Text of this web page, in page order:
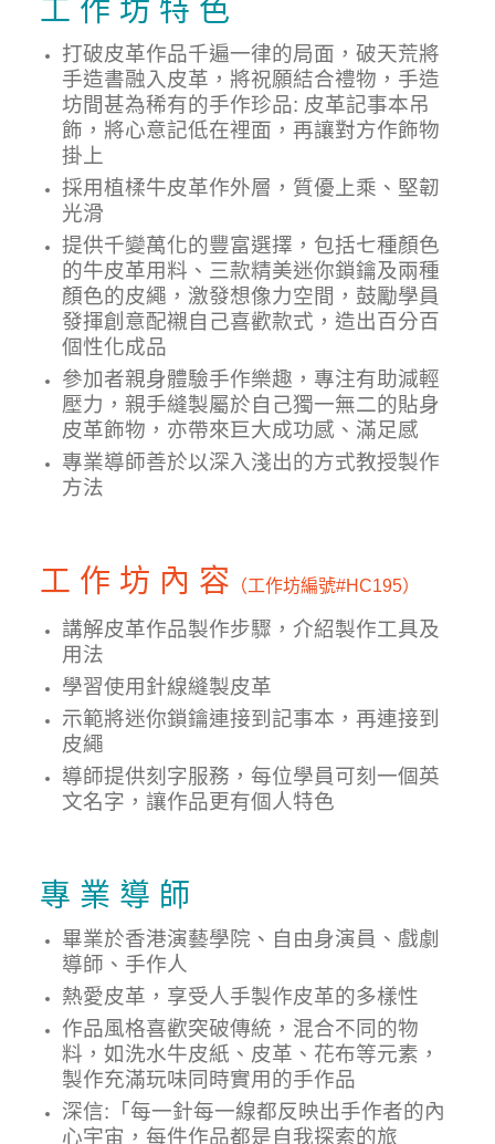
工 作 坊 特 色
打破皮革作品千遍一律的局面，破天荒將
手造書融入皮革，將祝願結合禮物，手造
坊間甚為稀有的手作珍品: 皮革記事本吊
飾，將心意記低在裡面，再讓對方作飾物
掛上
採用植楺牛皮革作外層，質優上乘、堅韌
光滑
提供千變萬化的豐富選擇，包括七種顏色
的牛皮革用料、三款精美迷你鎖鑰及兩種
顏色的皮繩， 激發想像力空間 ，鼓勵學員
發揮創意配襯自己喜歡款式，造出百分百
個性化成品
參加者親身體驗手作樂趣，專注有助減輕
壓力，親手縫製屬於自己獨一無二的貼身
皮革飾物，亦帶來巨大成功感、滿足感
專業導師善於以深入淺出的方式教授製作
方法
工 作 坊 內 容 （工作坊編號#HC195）
講解皮革作品製作步驟，介紹製作工具及
用法
學習使用針線縫製皮革
示範將迷你鎖鑰連接到記事本，再連接到
皮繩
導師提供刻字服務，每位學員可刻一個英
文名字，讓作品更有個人特色
專 業 導 師
畢業於香港演藝學院、自由身演員、戲劇
導師、手作人
熱愛皮革 ，享受人手製作皮革的多樣性
作品風格喜歡突破傳統，混合不同的物
料，如洗水牛皮紙、皮革、花布等元素，
製作充滿玩味同時實用的手作品
深信:「每一針每一線都反映出手作者的內
心宇宙，每件作品都是自我探索的旅